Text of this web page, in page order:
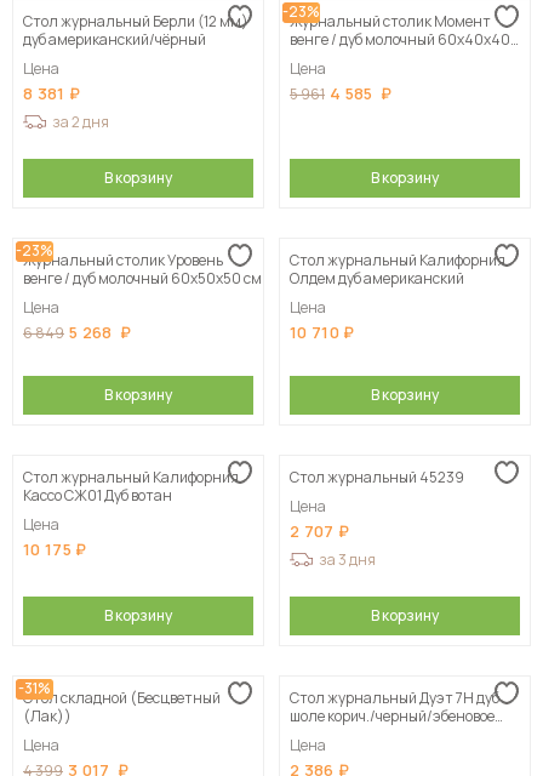
Стол журнальный Берли (12 мм)
дуб американский/чёрный
Цена
8 381
за 2 дня
В корзину
-23%
Журнальный столик Момент
венге / дуб молочный 60х40х40
Цена
5 961 4 585
В корзину
-23%
Журнальный столик Уровень
венге / дуб молочный 60х50х50 см
Цена
6 849 5 268
В корзину
Стол журнальный Калифорния
Олдем дуб американский
Цена
10 710
В корзину
Стол журнальный Калифорния
Кассо СЖ01 Дуб вотан
Цена
10 175
В корзину
Стол журнальный 45239
Цена
2 707
за 3 дня
В корзину
-31%
Стол складной (Бесцветный
(Лак))
Цена
4 399 3 017
Стол журнальный Дуэт 7Н дуб
шоле корич./черный/эбеновое
Цена
2 386